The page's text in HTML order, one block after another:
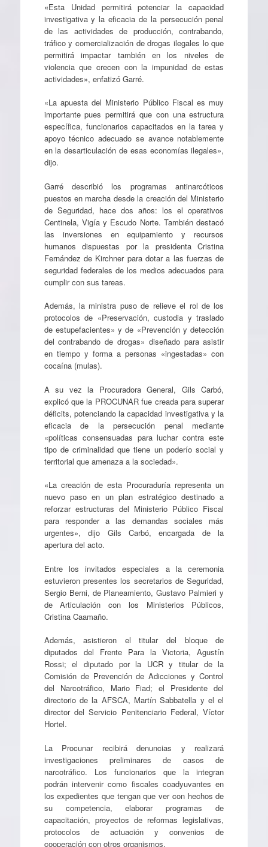
«Esta Unidad permitirá potenciar la capacidad
investigativa y la eficacia de la persecución penal
de las actividades de producción, contrabando,
tráfico y comercialización de drogas ilegales lo que
permitirá impactar también en los niveles de
violencia que crecen con la impunidad de estas
actividades», enfatizó Garré.
«La apuesta del Ministerio Público Fiscal es muy
importante pues permitirá que con una estructura
específica, funcionarios capacitados en la tarea y
apoyo técnico adecuado se avance notablemente
en la desarticulación de esas economías ilegales»,
dijo.
Garré describió los programas antinarcóticos
puestos en marcha desde la creación del Ministerio
de Seguridad, hace dos años: los el operativos
Centinela, Vigía y Escudo Norte. También destacó
las inversiones en equipamiento y recursos
humanos dispuestas por la presidenta Cristina
Fernández de Kirchner para dotar a las fuerzas de
seguridad federales de los medios adecuados para
cumplir con sus tareas.
Además, la ministra puso de relieve el rol de los
protocolos de «Preservación, custodia y traslado
de estupefacientes» y de «Prevención y detección
del contrabando de drogas» diseñado para asistir
en tiempo y forma a personas «ingestadas» con
cocaína (mulas).
A su vez la Procuradora General, Gils Carbó,
explicó que la PROCUNAR fue creada para superar
déficits, potenciando la capacidad investigativa y la
eficacia de la persecución penal mediante
«políticas consensuadas para luchar contra este
tipo de criminalidad que tiene un poderío social y
territorial que amenaza a la sociedad».
«La creación de esta Procuraduría representa un
nuevo paso en un plan estratégico destinado a
reforzar estructuras del Ministerio Público Fiscal
para responder a las demandas sociales más
urgentes», dijo Gils Carbó, encargada de la
apertura del acto.
Entre los invitados especiales a la ceremonia
estuvieron presentes los secretarios de Seguridad,
Sergio Berni, de Planeamiento, Gustavo Palmieri y
de Articulación con los Ministerios Públicos,
Cristina Caamaño.
Además, asistieron el titular del bloque de
diputados del Frente Para la Victoria, Agustín
Rossi; el diputado por la UCR y titular de la
Comisión de Prevención de Adicciones y Control
del Narcotráfico, Mario Fiad; el Presidente del
directorio de la AFSCA, Martín Sabbatella y el el
director del Servicio Penitenciario Federal, Víctor
Hortel.
La Procunar recibirá denuncias y realizará
investigaciones preliminares de casos de
narcotráfico. Los funcionarios que la integran
podrán intervenir como fiscales coadyuvantes en
los expedientes que tengan que ver con hechos de
su competencia, elaborar programas de
capacitación, proyectos de reformas legislativas,
protocolos de actuación y convenios de
cooperación con otros organismos.